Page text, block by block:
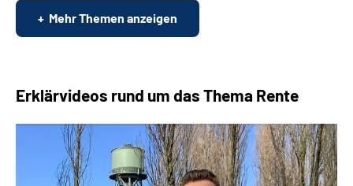
Mehr Themen anzeigen
Erklärvideos rund um das Thema Rente